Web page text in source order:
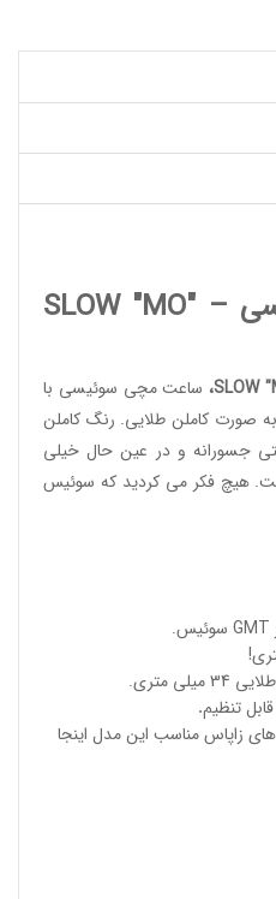
ساعت مچی سوئیسی SLOW "MO" –
، ساعت مچی سوئیسی با
صورت کاملن طلایی. رنگ کاملن
جسورانه و در عین حال خیلی
هیچ فکر می کردید که سوئیس
متری.
تنظیم.
های زاپاس مناسب این مدل اینجا